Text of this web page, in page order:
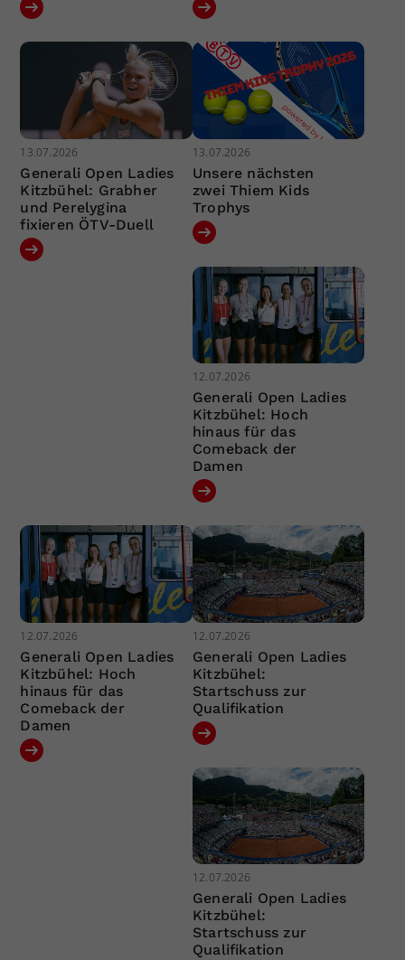
13.07.2026
Generali Open Ladies
Kitzbühel: Grabher
und Perelygina
fixieren ÖTV-Duell
13.07.2026
Unsere nächsten
zwei Thiem Kids
Trophys
12.07.2026
Generali Open Ladies
Kitzbühel: Hoch
hinaus für das
Comeback der
Damen
12.07.2026
Generali Open Ladies
Kitzbühel: Hoch
hinaus für das
Comeback der
Damen
12.07.2026
Generali Open Ladies
Kitzbühel:
Startschuss zur
Qualifikation
12.07.2026
Generali Open Ladies
Kitzbühel:
Startschuss zur
Qualifikation